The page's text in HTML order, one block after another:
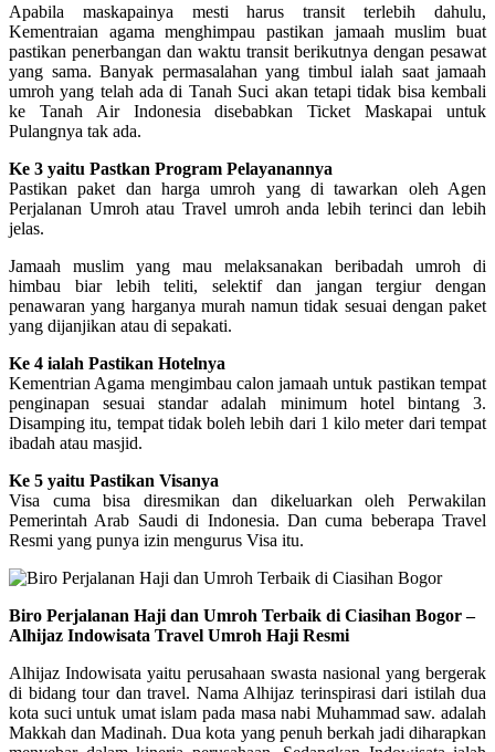
Apabila maskapainya mesti harus transit terlebih dahulu,
Kementraian agama menghimpau pastikan jamaah muslim buat
pastikan penerbangan dan waktu transit berikutnya dengan pesawat
yang sama. Banyak permasalahan yang timbul ialah saat jamaah
umroh yang telah ada di Tanah Suci akan tetapi tidak bisa kembali
ke Tanah Air Indonesia disebabkan Ticket Maskapai untuk
Pulangnya tak ada.
Ke 3 yaitu Pastkan Program Pelayanannya
Pastikan paket dan harga umroh yang di tawarkan oleh Agen
Perjalanan Umroh atau Travel umroh anda lebih terinci dan lebih
jelas.
Jamaah muslim yang mau melaksanakan beribadah umroh di
himbau biar lebih teliti, selektif dan jangan tergiur dengan
penawaran yang harganya murah namun tidak sesuai dengan paket
yang dijanjikan atau di sepakati.
Ke 4 ialah Pastikan Hotelnya
Kementrian Agama mengimbau calon jamaah untuk pastikan tempat
penginapan sesuai standar adalah minimum hotel bintang 3.
Disamping itu, tempat tidak boleh lebih dari 1 kilo meter dari tempat
ibadah atau masjid.
Ke 5 yaitu Pastikan Visanya
Visa cuma bisa diresmikan dan dikeluarkan oleh Perwakilan
Pemerintah Arab Saudi di Indonesia. Dan cuma beberapa Travel
Resmi yang punya izin mengurus Visa itu.
Biro Perjalanan Haji dan Umroh Terbaik di Ciasihan Bogor –
Alhijaz Indowisata Travel Umroh Haji Resmi
Alhijaz Indowisata yaitu perusahaan swasta nasional yang bergerak
di bidang tour dan travel. Nama Alhijaz terinspirasi dari istilah dua
kota suci untuk umat islam pada masa nabi Muhammad saw. adalah
Makkah dan Madinah. Dua kota yang penuh berkah jadi diharapkan